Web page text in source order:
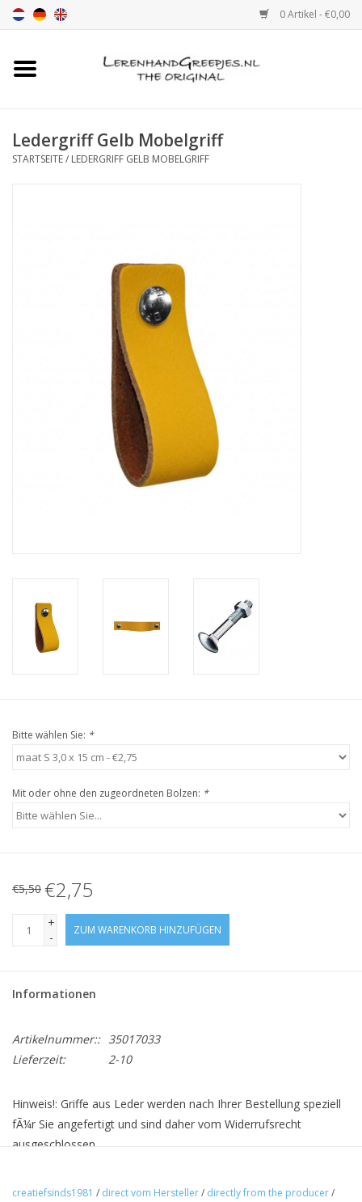
0 Artikel - €0,00
Startseite
Ledergriff MöbelGriff XSmall
Leder Regalstützen
Ledergriff Gelb Mobelgriff
STARTSEITE/ LEDERGRIFF GELB MOBELGRIFF
Bitte wählen Sie: *
Mit oder ohne den zugeordneten Bolzen: *
€5,50 €2,75
+
-
ZUM WARENKORB HINZUFÜGEN
Informationen
Artikelnummer:: 35017033
Lieferzeit:
2-10
Hinweis!: Griffe aus Leder werden nach Ihrer Bestellung speziell
fÃ¼r Sie angefertigt und sind daher vom Widerrufsrecht
ausgeschlossen.
in DesignermÃ¶bel. Dies sind die originalen Griffe aus weichem
creatiefsinds1981 / direct vom Hersteller/ directly from the producer/